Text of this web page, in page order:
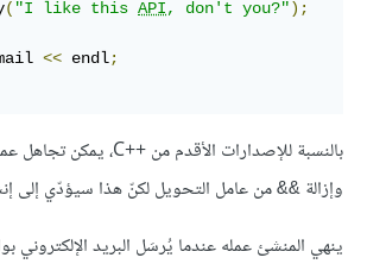
( "I like this API, don't you?");
<< endl;
بالنسبة للإصدارات الأقدم من C++‎، يمكن تجاهل عملية
وإزالة && من عامل التحويل لكنّ هذا سيؤدّي إلى
ينهي المنشئ عمله عندما يُرسَل البريد الإلكتروني